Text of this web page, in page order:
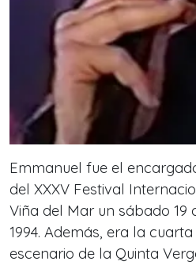
Emmanuel fue el
del XXXV Festival
Viña del Mar un sábado 19
1994. Además, era la
escenario de la Quinta